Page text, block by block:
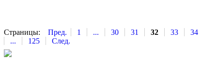
Страницы: Пред. 1 ... 30 31 32 33
34
...
125 След.